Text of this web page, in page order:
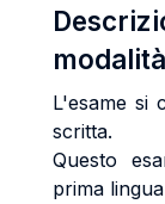
L'esame si
scritta.
Questo
prima